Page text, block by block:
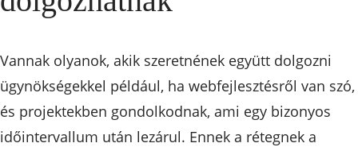
Vannak olyanok, akik szeretnének együtt dolgozni
ügynökségekkel például, ha webfejlesztésről van szó,
és projektekben gondolkodnak, ami egy bizonyos
időintervallum után lezárul. Ennek a rétegnek a